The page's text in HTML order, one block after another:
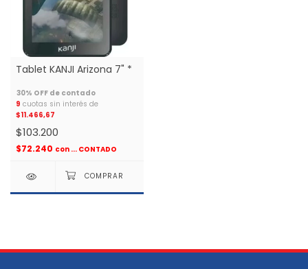
Tablet KANJI Arizona 7" *
9 cuotas sin interés de
$11.466,67
$103.200
$72.240 con ... CONTADO